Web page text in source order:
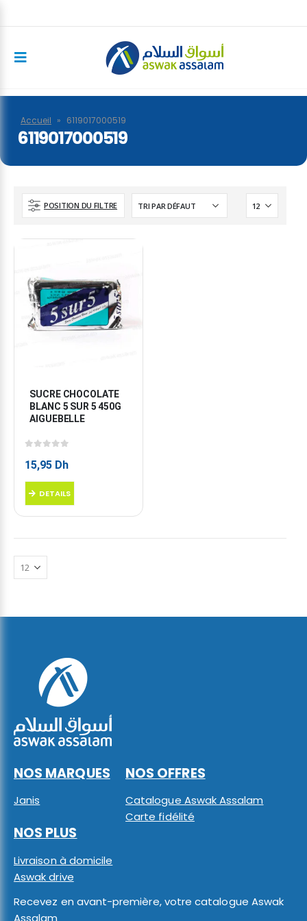
Accueil » 6119017000519
6119017000519
POSITION DU FILTRE
SUCRE CHOCOLATE
BLANC 5 SUR 5 450G
AIGUEBELLE
15,95 Dh
DETAILS
NOS MARQUES
Janis
NOS OFFRES
Catalogue Aswak Assalam
Carte fidélité
NOS PLUS
Livraison à domicile
Aswak drive
Recevez en avant-première, votre catalogue Aswak
Assalam